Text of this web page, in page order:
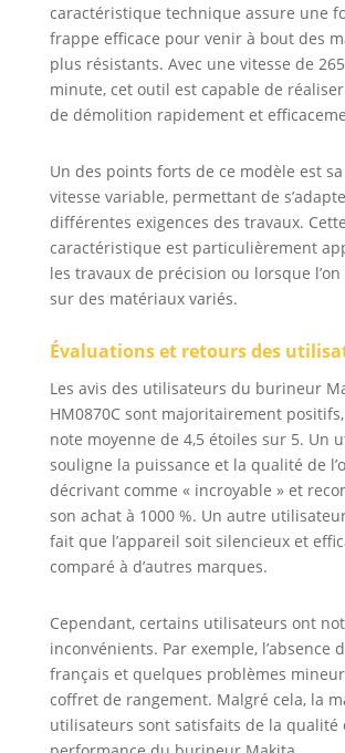
caractéristique technique assure une
frappe efficace pour venir à bout des
plus résistants. Avec une vitesse de
minute, cet outil est capable de
de démolition rapidement et
Un des points forts de ce modèle est
vitesse variable, permettant de
différentes exigences des travaux. Cette
caractéristique est particulièrement
les travaux de précision ou lorsque
sur des matériaux variés.
Évaluations et retours des
Les avis des utilisateurs du burineur
HM0870C sont majoritairement
note moyenne de 4,5 étoiles sur 5. Un
souligne la puissance et la qualité de
décrivant comme « incroyable » et
son achat à 1000 %. Un autre
fait que l’appareil soit silencieux et
comparé à d’autres marques.
Cependant, certains utilisateurs ont
inconvénients. Par exemple, l’absence
français et quelques problèmes
coffret de rangement. Malgré cela, la
utilisateurs sont satisfaits de la qualité